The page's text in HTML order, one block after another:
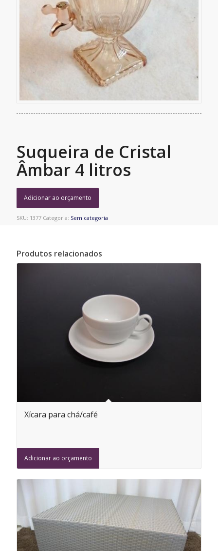
Suqueira de Cristal
Âmbar 4 litros
Adicionar ao orçamento
SKU: 1377 Categoria: Sem categoria
Produtos relacionados
Xícara para chá/café
Adicionar ao orçamento